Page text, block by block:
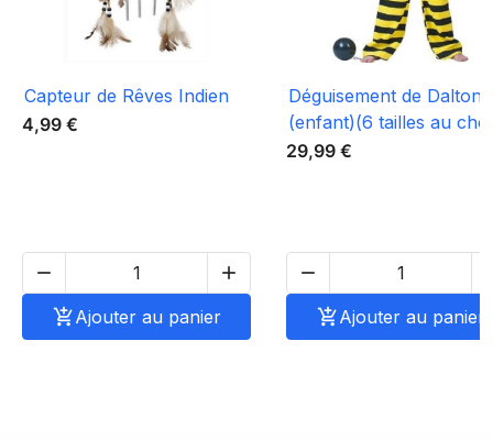
Capteur de Rêves Indien
4,99 €


Ajouter au panier
Déguisement de Dalton
(enfant)(6 tailles au
29,99 €

Ajouter au panier